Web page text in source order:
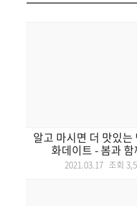
알고 마시면 더 맛있
화데이트 - 봄과
2021.03.17 조회